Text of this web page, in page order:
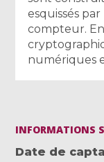
esquissés
compteur.
numériques
INFORMATIONS
Date de